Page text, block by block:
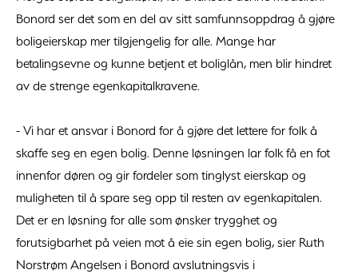
Bonord ser det som en del av sitt samfunnsoppdrag å gjøre
boligeierskap mer tilgjengelig for alle. Mange har
betalingsevne og kunne betjent et boliglån, men blir hindret
av de strenge egenkapitalkravene.
- Vi har et ansvar i Bonord for å gjøre det lettere for folk å
skaffe seg en egen bolig. Denne løsningen lar folk få en fot
innenfor døren og gir fordeler som tinglyst eierskap og
muligheten til å spare seg opp til resten av egenkapitalen.
Det er en løsning for alle som ønsker trygghet og
forutsigbarhet på veien mot å eie sin egen bolig, sier Ruth
Norstrøm Angelsen i Bonord avslutningsvis i